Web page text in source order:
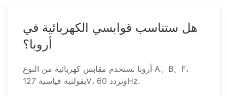
هل ستناسب قوابسي الكهربائية في
أروبا؟
أروبا تستخدم مقابس كهربائية من النوع A、B、F،
بفولتية قياسية 127V، وتردد 60Hz.